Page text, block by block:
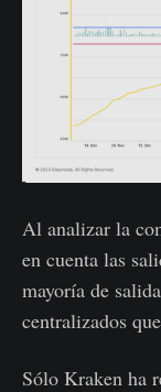
Al analizar la
en cuenta las
mayoría de
centralizados
Sólo Kraken ha